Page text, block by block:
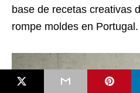
base de recetas creativas
rompe moldes en Portugal.